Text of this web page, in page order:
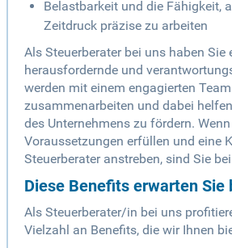
Belastbarkeit und die Fähigkeit,
Zeitdruck präzise zu arbeiten
Als Steuerberater bei uns haben Sie
herausfordernde und
werden mit einem engagierten Team
zusammenarbeiten und dabei
des Unternehmens zu fördern.
Voraussetzungen erfüllen und eine
Steuerberater anstreben, sind Sie
Diese Benefits erwarten Sie
Als Steuerberater/in bei uns
Vielzahl an Benefits, die wir Ihnen